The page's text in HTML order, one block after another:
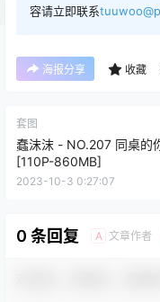
容请立即联系
海报分享 收藏
套图
蠢沫沫 - NO.207 同桌的
[110P-860MB]
2023-10-3 0:27:07
0 条回复 A 文章作者